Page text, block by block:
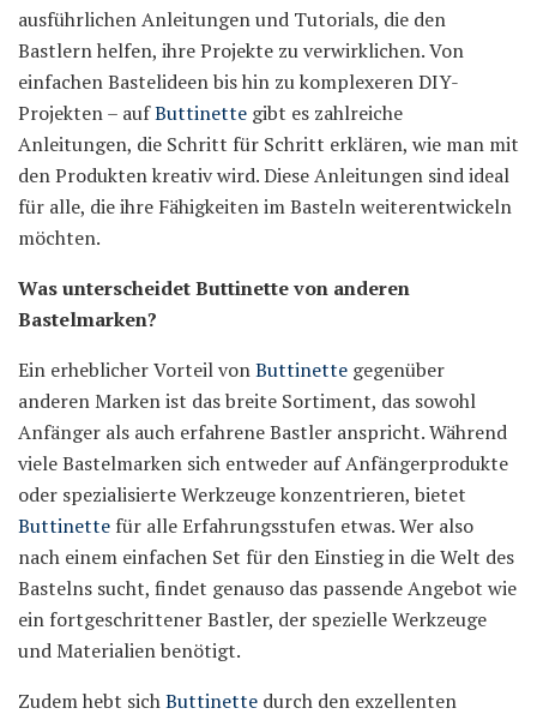
ausführlichen Anleitungen und Tutorials, die den
Bastlern helfen, ihre Projekte zu verwirklichen. Von
einfachen Bastelideen bis hin zu komplexeren DIY-
Projekten – aufButtinette gibt es zahlreiche
Anleitungen, die Schritt für Schritt erklären, wie man mit
den Produkten kreativ wird. Diese Anleitungen sind ideal
für alle, die ihre Fähigkeiten im Basteln weiterentwickeln
möchten.
Was unterscheidet Buttinette von anderen
Bastelmarken?
Ein erheblicher Vorteil vonButtinette gegenüber
anderen Marken ist das breite Sortiment, das sowohl
Anfänger als auch erfahrene Bastler anspricht. Während
viele Bastelmarken sich entweder auf Anfängerprodukte
oder spezialisierte Werkzeuge konzentrieren, bietet
Buttinette für alle Erfahrungsstufen etwas. Wer also
nach einem einfachen Set für den Einstieg in die Welt des
Bastelns sucht, findet genauso das passende Angebot wie
ein fortgeschrittener Bastler, der spezielle Werkzeuge
und Materialien benötigt.
Zudem hebt sichButtinette durch den exzellenten